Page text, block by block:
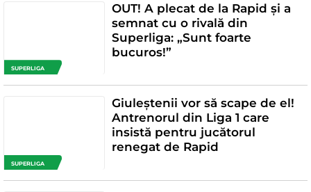
SUPERLIGA
OUT! A plecat de la Rapid și a
semnat cu o rivală din
Superliga: „Sunt foarte
bucuros!”
SUPERLIGA
Giuleștenii vor să scape de el!
Antrenorul din Liga 1 care
insistă pentru jucătorul
renegat de Rapid